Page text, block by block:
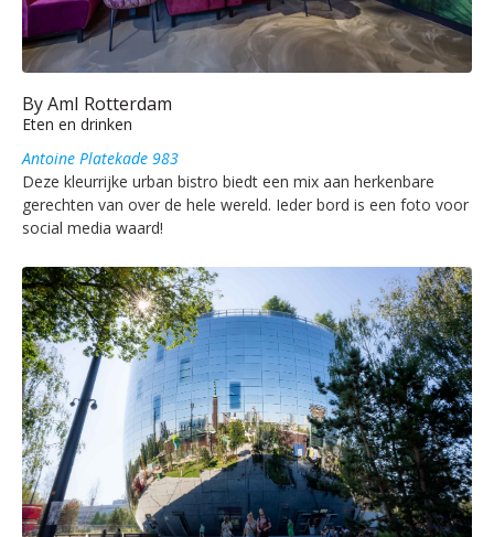
By AmI Rotterdam
Eten en drinken
Antoine Platekade 983
Deze kleurrijke urban bistro biedt een mix aan herkenbare
gerechten van over de hele wereld. Ieder bord is een foto voor
social media waard!